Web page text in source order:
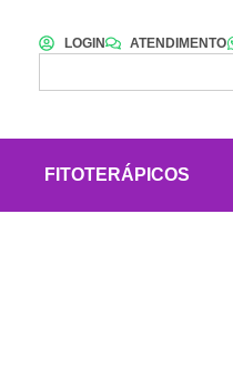
LOGIN ATENDIMENTO
FITOTERÁPICOS